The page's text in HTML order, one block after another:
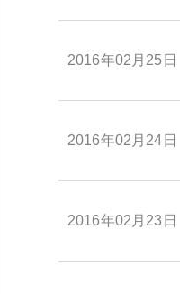
2016年02月25日
2016年02月24日
2016年02月23日